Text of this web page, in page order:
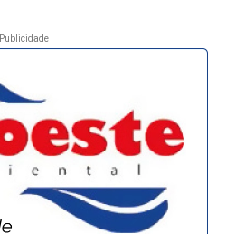
Publicidade